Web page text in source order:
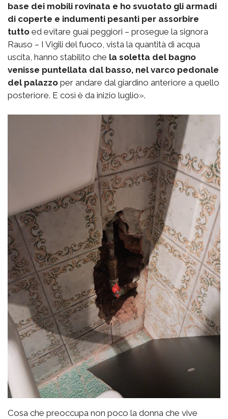
base dei mobili rovinata e ho svuotato gli armadi
di coperte e indumenti pesanti per assorbire
tutto ed evitare guai peggiori – prosegue la signora
Rauso – I Vigili del fuoco, vista la quantità di acqua
uscita, hanno stabilito che la soletta del bagno
venisse puntellata dal basso, nel varco pedonale
del palazzo per andare dal giardino anteriore a quello
posteriore. E così è da inizio luglio».
Cosa che preoccupa non poco la donna che vive